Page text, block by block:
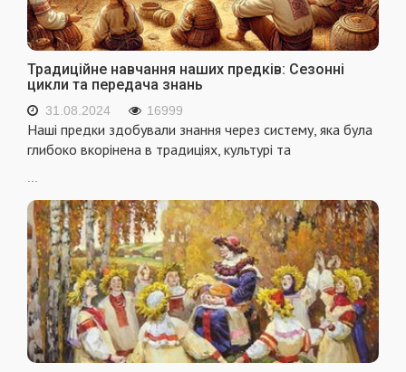
Традиційне навчання наших предків: Сезонні
цикли та передача знань
31.08.2024 16999
Наші предки здобували знання через систему, яка була
глибоко вкорінена в традиціях, культурі та